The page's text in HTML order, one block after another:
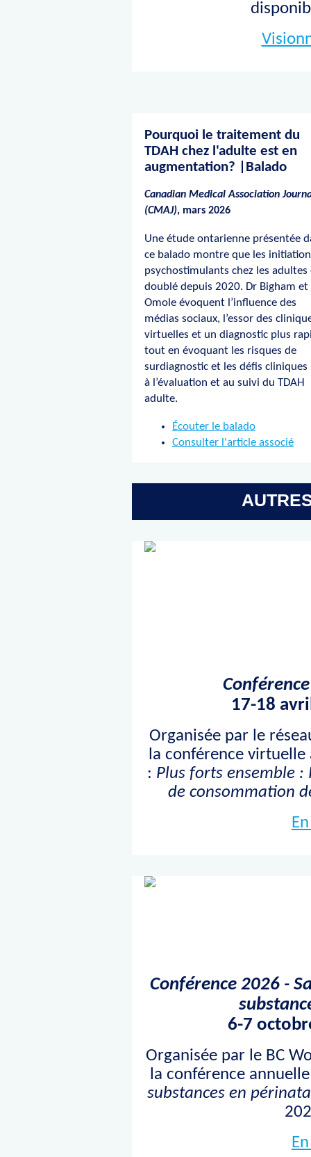
Pourquoi le traitement du
TDAH chez l'adulte est en
augmentation? |Balado
Canadian Medical Association
(CMAJ), mars 2026
Une étude ontarienne présentée
ce balado montre que les
psychostimulants chez les
doublé depuis 2020. Dr Bigham et
Omole évoquent l’influence des
médias sociaux, l’essor des
virtuelles et un diagnostic plus
tout en évoquant les risques de
surdiagnostic et les défis cliniques
à l’évaluation et au suivi du TDAH
adulte.
Écouter le balado
Consulter l'article associé
17-18
Organisée par le
la conférence
: Plus forts ensemble
de consommation
Conférence 2026 -
6-7
Organisée par le BC
la conférence
substances en